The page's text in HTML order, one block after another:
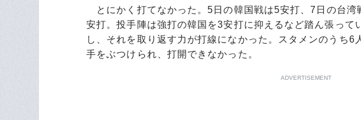
とにかく打てなかった。5日の韓国戦は5安打、7日の台湾
安打。投手陣は強打の韓国を3安打に抑えるなど踏ん張って
し、それを取り返す力が打線になかった。スタメンのうち6
手をぶつけられ、打開できなかった。
ADVERTISEMENT